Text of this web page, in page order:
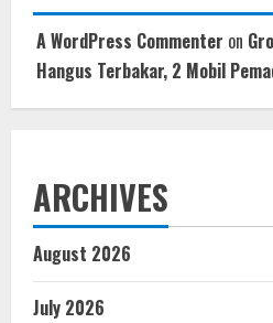
A WordPress Commenter on
Hangus Terbakar, 2 Mobil
ARCHIVES
August 2026
July 2026